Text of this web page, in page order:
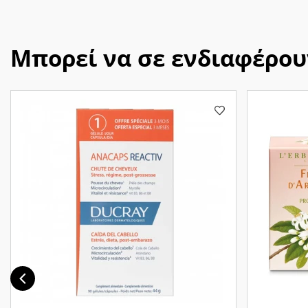
Μπορεί να σε